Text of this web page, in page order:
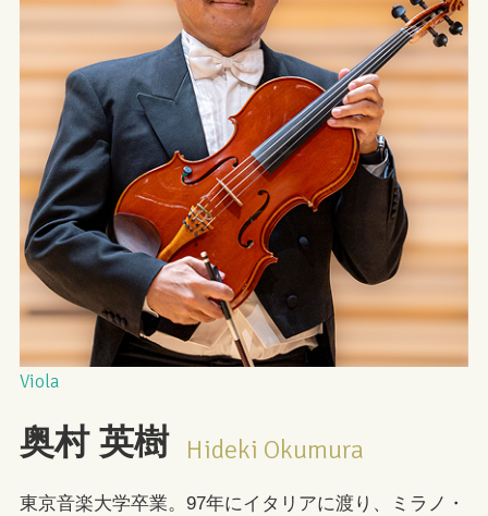
Viola
奥村 英樹 Hideki Okumura
東京音楽大学卒業。97年にイタリアに渡り、ミラノ・